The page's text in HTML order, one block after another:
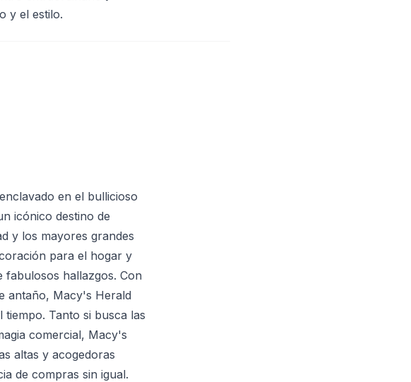
y el estilo.
en el bullicioso
icónico destino de
y los mayores grandes
para el hogar y
fabulosos hallazgos. Con
antaño, Macy's Herald
Tanto si busca las
comercial, Macy's
altas y acogedoras
de compras sin igual.